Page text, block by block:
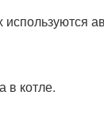
в котле.